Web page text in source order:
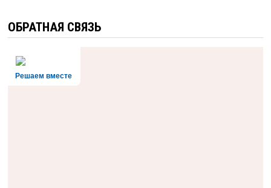
ОБРАТНАЯ СВЯЗЬ
Решаем вместе